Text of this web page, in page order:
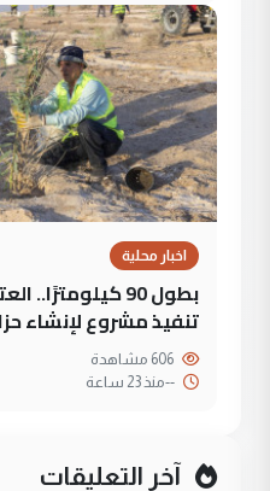
اخبار محلية
بطول 90
تنفيذ مشروع لإنشاء
--منذ 23 ساعة
آخر التعليقات